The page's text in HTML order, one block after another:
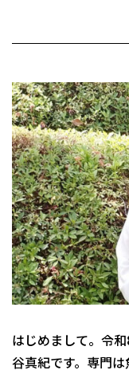
はじめまして。令
谷真紀です。専門